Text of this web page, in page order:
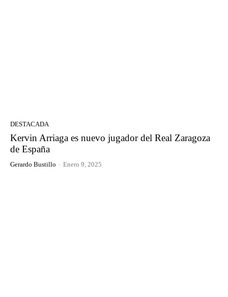
DESTACADA
Kervin Arriaga es nuevo jugador del Real Zaragoza
de España
Gerardo Bustillo - Enero 9, 2025